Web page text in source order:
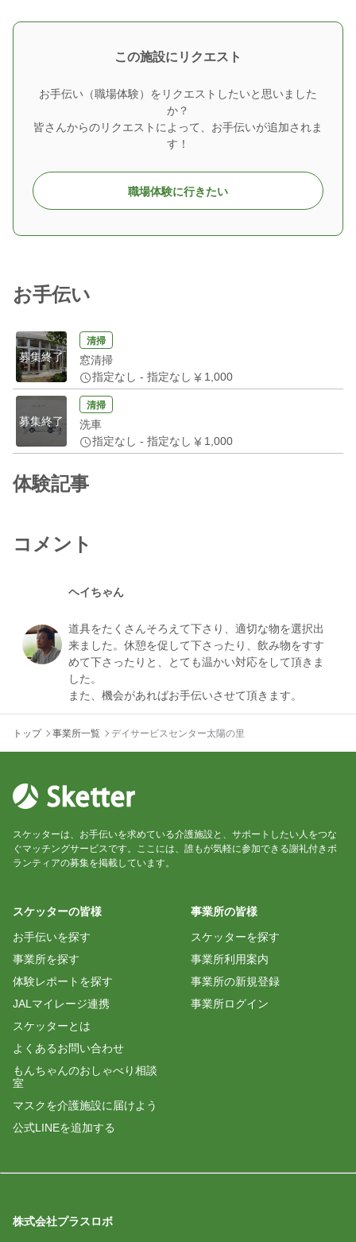
この施設にリクエスト
お手伝い（職場体験）をリクエストしたいと思いました
か？
皆さんからのリクエストによって、お手伝いが追加されま
す！
職場体験に行きたい
お手伝い
募集終了
清掃
窓清掃
指定なし - 指定なし
1,000
募集終了
清掃
洗車
指定なし - 指定なし
1,000
体験記事
コメント
ヘイちゃん
道具をたくさんそろえて下さり、適切な物を選択出
来ました。休憩を促して下さったり、飲み物をすす
めて下さったりと、とても温かい対応をして頂きま
した。
トップ 事業所一覧 デイサービスセンター太陽の里
スケッターは、お手伝いを求めている介護施設と、サポートしたい人をつな
ぐマッチングサービスです。ここには、誰もが気軽に参加できる謝礼付きボ
ランティアの募集を掲載しています。
スケッターの皆様
お手伝いを探す
事業所を探す
体験レポートを探す
JALマイレージ連携
スケッターとは
よくあるお問い合わせ
もんちゃんのおしゃべり相談
室
マスクを介護施設に届けよう
公式LINEを追加する
事業所の皆様
スケッターを探す
事業所利用案内
事業所の新規登録
事業所ログイン
株式会社プラスロボ